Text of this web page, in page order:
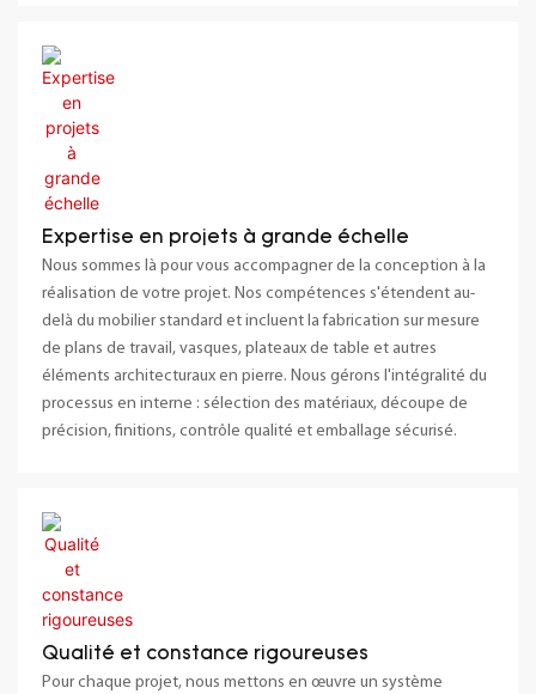
Expertise en projets à grande échelle
Nous sommes là pour vous accompagner de la conception à la
réalisation de votre projet. Nos compétences s'étendent au-
delà du mobilier standard et incluent la fabrication sur mesure
de plans de travail, vasques, plateaux de table et autres
éléments architecturaux en pierre. Nous gérons l'intégralité du
processus en interne : sélection des matériaux, découpe de
précision, finitions, contrôle qualité et emballage sécurisé.
Qualité et constance rigoureuses
Pour chaque projet, nous mettons en œuvre un système